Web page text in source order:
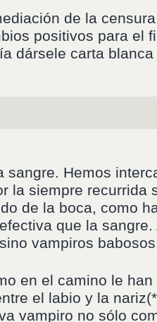
de la
positivos para el
dársele carta
sangre. Hemos
la siempre recurrida
de la boca, como
que la
vampiros
en el camino le
el labio y la
vampiro no sólo